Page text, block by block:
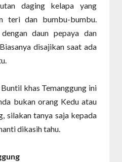
daging kelapa yang
teri dan bumbu-bumbu.
daun pepaya dan
disajikan saat ada
khas Temanggung ini
bukan orang Kedu atau
silakan tanya saja kepada
dikasih tahu.